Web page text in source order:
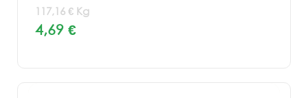
117,16 € Kg
4,69 €